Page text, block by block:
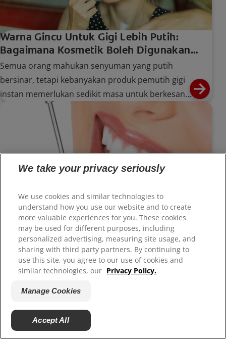
Warna Gincu Untuk Gigi Lebih Putih:
Bagaimana Kosmetik Boleh Digunakan
Untuk Senyuman Lebih Cerah
Semua orang mahukan senyuman yang putih
bersinar, tetapi kebanyakan produk pemutih gigi
instan memerlukan sedikit masa untuk berkesan
Pelajari cara pemakainya di sini.
Bagaimanakah Pemutihan Gigi Berfungsi?
Dengan begitu banyak prosedur pemutihan gigi
bagaimanakah anda tahu prosedur yang sesuai
untuk anda? Ketahui proses pemutihan gigi di
rumah dan di klinik pergigian supaya anda boleh
mendapat senyuman paling putih dan paling
sihat.
Mahukan gusi yang lebih sihat?
We take your privacy seriously
We use cookies and similar technologies to
understand how you use our website and to create
more valuable experiences for you. These cookies
may be used for different purposes, including
personalized advertising, measuring site usage, and
sharing with third party partners. By continuing to
use this site, you agree to our use of cookies and
similar technologies, our Privacy Policy.
Manage Cookies
Accept All